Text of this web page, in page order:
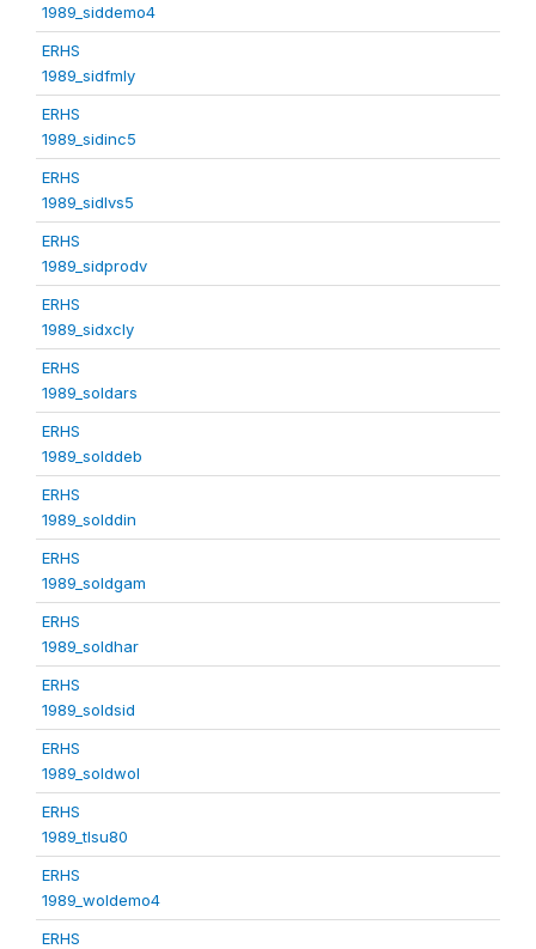
1989_siddemo4
ERHS
1989_sidfmly
ERHS
1989_sidinc5
ERHS
1989_sidlvs5
ERHS
1989_sidprodv
ERHS
1989_sidxcly
ERHS
1989_soldars
ERHS
1989_solddeb
ERHS
1989_solddin
ERHS
1989_soldgam
ERHS
1989_soldhar
ERHS
1989_soldsid
ERHS
1989_soldwol
ERHS
1989_tlsu80
ERHS
1989_woldemo4
ERHS